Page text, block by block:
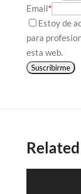
Email*
Estoy de
para
esta web.
Suscribirme